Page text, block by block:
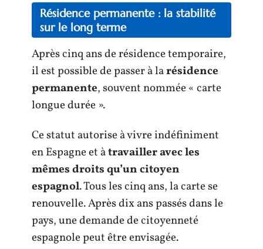
Résidence permanente : la stabilité
sur le long terme
Après cinq ans de résidence temporaire,
il est possible de passer à larésidence
permanente, souvent nommée « carte
longue durée ».
Ce statut autorise à vivre indéfiniment
en Espagne et àtravailler avec les
mêmes droits qu’un citoyen
espagnol. Tous les cinq ans, la carte se
renouvelle. Après dix ans passés dans le
pays, une demande de citoyenneté
espagnole peut être envisagée.